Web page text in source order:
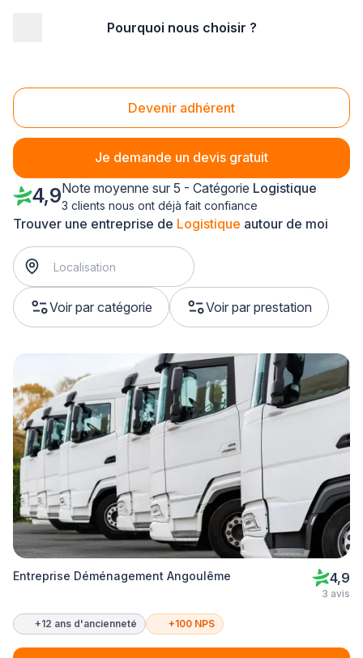
Pourquoi nous choisir ?
Devenir adhérent
Je demande un devis gratuit
Logistique Poitou-Charentes
Trouver une entreprise de Logistique autour de moi
Voir par catégorie Voir par prestation
4,9Note moyenne sur 5 - Catégorie Logistique
3 clients nous ont déjà fait confiance
Entreprise Déménagement Angoulême 4,9
3 avis
+12 ans d'ancienneté +100 NPS